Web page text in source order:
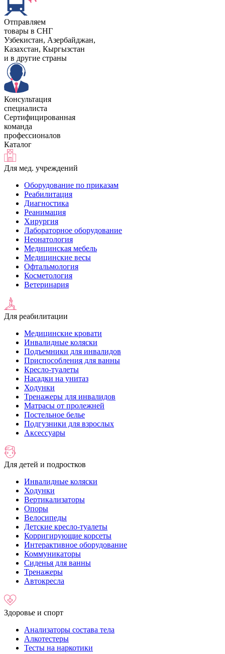
Отправляем
товары в СНГ
Узбекистан, Aзербайджан,
Казахстан, Кыргызстан
и в другие страны
Консультация
специалиста
Сертифицированная
команда
профессионалов
Каталог
Для мед. учреждений
Оборудование по приказам
Реабилитация
Диагностика
Реанимация
Хирургия
Лабораторное оборудование
Неонатология
Медицинская мебель
Медицинские весы
Офтальмология
Косметология
Ветеринария
Для реабилитации
Медицинские кровати
Инвалидные коляски
Подъемники для инвалидов
Приспособления для ванны
Кресло-туалеты
Насадки на унитаз
Ходунки
Тренажеры для инвалидов
Матрасы от пролежней
Постельное белье
Подгузники для взрослых
Аксессуары
Для детей и подростков
Инвалидные коляски
Ходунки
Вертикализаторы
Опоры
Велосипеды
Детские кресло-туалеты
Корригирующие корсеты
Интерактивное оборудование
Коммуникаторы
Сиденья для ванны
Тренажеры
Автокресла
Здоровье и спорт
Анализаторы состава тела
Алкотестеры
Тесты на наркотики